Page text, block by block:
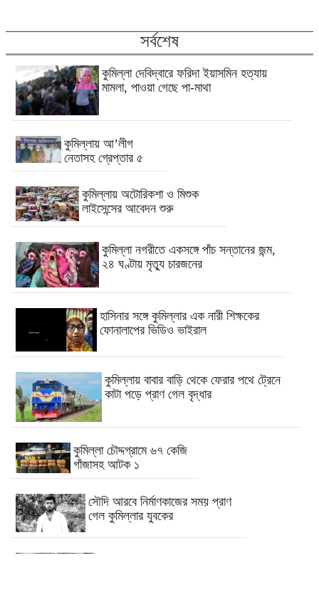
সর্বশেষ
কুমিল্লা দেবিদ্বারে ফরিদা ইয়াসমিন হত্যায়
মামলা, পাওয়া গেছে পা-মাথা
কুমিল্লায় আ’লীগ
নেতাসহ গ্রেপ্তার ৫
কুমিল্লায় অটোরিকশা ও মিশুক
লাইসেন্সের আবেদন শুরু
কুমিল্লা নগরীতে একসঙ্গে পাঁচ সন্তানের জন্ম,
২৪ ঘণ্টায় মৃত্যু চারজনের
হাসিনার সঙ্গে কুমিল্লার এক নারী শিক্ষকের
ফোনালাপের ভিডিও ভাইরাল
কুমিল্লায় বাবার বাড়ি থেকে ফেরার পথে ট্রেনে
কাটা পড়ে প্রাণ গেল বৃদ্ধার
কুমিল্লা চৌদ্দগ্রামে ৬৭ কেজি
গাঁজাসহ আটক ১
সৌদি আরবে নির্মাণকাজের সময় প্রাণ
গেল কুমিল্লার যুবকের